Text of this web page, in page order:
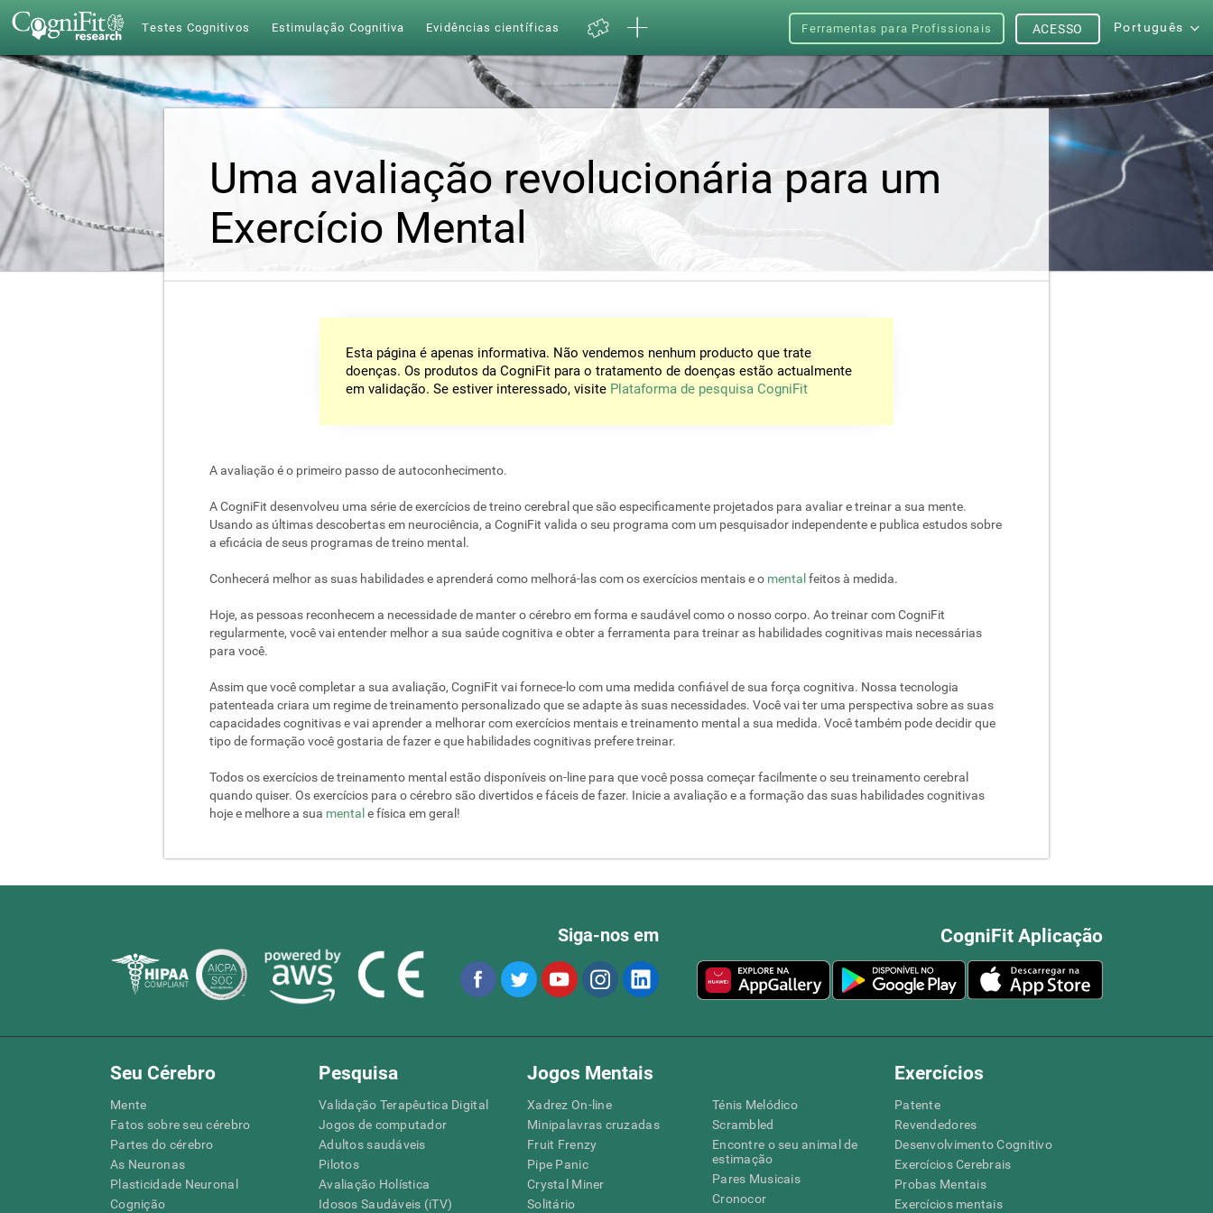
Testes Cognitivos Estimulação Cognitiva Evidências científicas Ferramentas para Profissionais Português
ACESSO
Uma avaliação revolucionária para um
Exercício Mental
Esta página é apenas informativa. Não vendemos nenhum producto que trate
doenças. Os produtos da CogniFit para o tratamento de doenças estão actualmente
em validação. Se estiver interessado, visite Plataforma de pesquisa CogniFit
A avaliação é o primeiro passo de autoconhecimento.
A CogniFit desenvolveu uma série de exercícios de treino cerebral que são especificamente projetados para avaliar e treinar a sua mente.
Usando as últimas descobertas em neurociência, a CogniFit valida o seu programa com um pesquisador independente e publica estudos sobre
a eficácia de seus programas de treino mental.
Conhecerá melhor as suas habilidades e aprenderá como melhorá-las com os exercícios mentais e o mental feitos à medida.
Hoje, as pessoas reconhecem a necessidade de manter o cérebro em forma e saudável como o nosso corpo. Ao treinar com CogniFit
regularmente, você vai entender melhor a sua saúde cognitiva e obter a ferramenta para treinar as habilidades cognitivas mais necessárias
para você.
Assim que você completar a sua avaliação, CogniFit vai fornece-lo com uma medida confiável de sua força cognitiva. Nossa tecnologia
patenteada criara um regime de treinamento personalizado que se adapte às suas necessidades. Você vai ter uma perspectiva sobre as suas
capacidades cognitivas e vai aprender a melhorar com exercícios mentais e treinamento mental a sua medida. Você também pode decidir que
tipo de formação você gostaria de fazer e que habilidades cognitivas prefere treinar.
Todos os exercícios de treinamento mental estão disponíveis on-line para que você possa começar facilmente o seu treinamento cerebral
quando quiser. Os exercícios para o cérebro são divertidos e fáceis de fazer. Inicie a avaliação e a formação das suas habilidades cognitivas
hoje e melhore a sua mental e física em geral!
CogniFit Aplicação
Siga-nos em
Seu Cérebro
Mente
Fatos sobre seu cérebro
Partes do cérebro
As Neuronas
Plasticidade Neuronal
Cognição
Pesquisa
Validação Terapêutica Digital
Jogos de computador
Adultos saudáveis
Pilotos
Avaliação Holística
Idosos Saudáveis (iTV)
Jogos Mentais
Xadrez On-line
Minipalavras cruzadas
Fruit Frenzy
Pipe Panic
Crystal Miner
Solitário
Ténis Melódico
Scrambled
Encontre o seu animal de
estimação
Pares Musicais
Cronocor
Exercícios
Patente
Revendedores
Desenvolvimento Cognitivo
Exercícios Cerebrais
Probas Mentais
Exercícios mentais